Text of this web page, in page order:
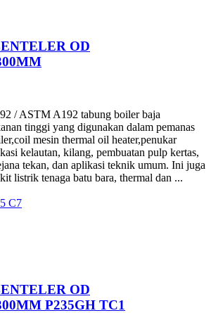
OD
/ ASTM A192 tabung boiler baja
tinggi yang digunakan dalam pemanas
mesin thermal oil heater,penukar
kelautan, kilang, pembuatan pulp kertas,
tekan, dan aplikasi teknik umum. Ini juga
listrik tenaga batu bara, thermal dan ...
OD
P235GH TC1